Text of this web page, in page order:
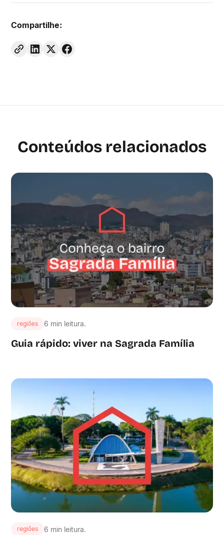
Compartilhe:
Conteúdos relacionados
regiões 6 min leitura.
Guia rápido: viver na Sagrada Família
regiões 6 min leitura.